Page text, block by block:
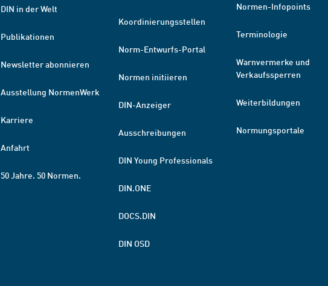
DIN in der Welt
Publikationen
Newsletter abonnieren
Ausstellung NormenWerk
Karriere
Anfahrt
50 Jahre. 50 Normen.
Koordinierungsstellen
Norm-Entwurfs-Portal
Normen initiieren
DIN-Anzeiger
Ausschreibungen
DIN Young Professionals
DIN.ONE
DOCS.DIN
DIN OSD
Normen-Infopoints
Terminologie
Warnvermerke und
Verkaufssperren
Weiterbildungen
Normungsportale